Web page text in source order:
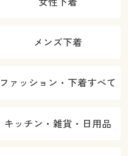
メンズ下着
ファッション・下着すべて
キッチン・雑貨・日用品